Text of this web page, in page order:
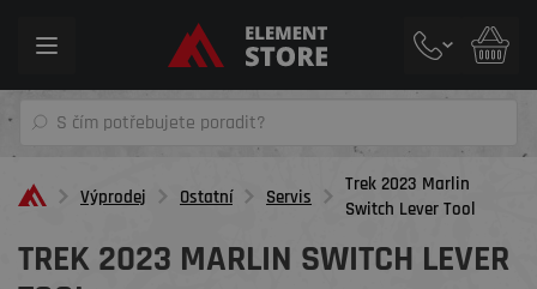
Toggle
Výprodej Ostatní Servis
Trek 2023 Marlin
Switch Lever Tool
TREK 2023 MARLIN SWITCH LEVER